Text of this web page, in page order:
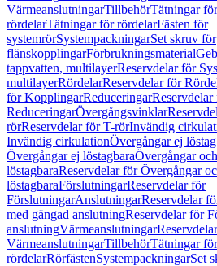
VärmeanslutningarTillbehörTätningar
rördelarTätningar för rördelarFästen för
systemrörSystempackningarSet skruv för
flänskopplingarFörbrukningsmaterial
tappvatten, multilayerReservdelar för
multilayerRördelarReservdelar för
för KopplingarReduceringarReservdelar
ReduceringarÖvergångsvinklar
rörReservdelar för T-rörInvändig
Invändig cirkulationÖvergångar ej
Övergångar ej löstagbaraÖvergångar
löstagbaraReservdelar för Övergångar
löstagbaraFörslutningarReservdelar för
FörslutningarAnslutningarReservdelar
med gängad anslutningReservdelar för
anslutningVärmeanslutningar
VärmeanslutningarTillbehörTätningar
rördelarRörfästenSystempackningarSet